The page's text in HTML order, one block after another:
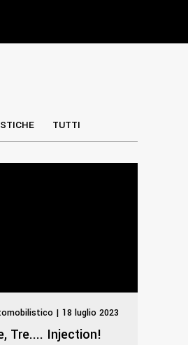
TUTTI
| 18 luglio 2023
Tre.... Injection!